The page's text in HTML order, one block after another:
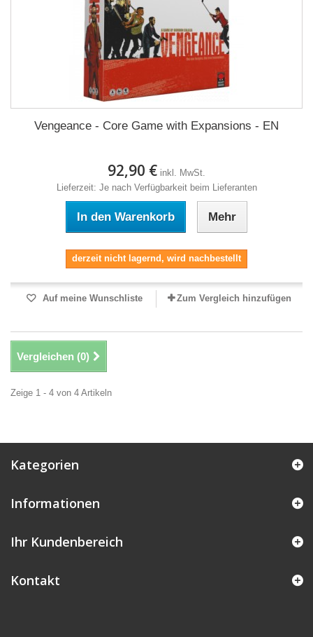
Vengeance - Core Game with Expansions - EN
92,90 € inkl. MwSt.
Lieferzeit: Je nach Verfügbarkeit beim Lieferanten
In den Warenkorb Mehr
derzeit nicht lagernd, wird nachbestellt
Auf meine Wunschliste Zum Vergleich hinzufügen
Vergleichen (0)
Zeige 1 - 4 von 4 Artikeln
Kategorien
Informationen
Ihr Kundenbereich
Kontakt